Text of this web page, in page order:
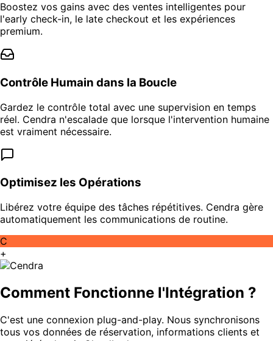
Boostez vos gains avec des ventes intelligentes pour
l'early check-in, le late checkout et les expériences
premium.
Contrôle Humain dans la Boucle
Gardez le contrôle total avec une supervision en temps
réel. Cendra n'escalade que lorsque l'intervention humaine
est vraiment nécessaire.
Optimisez les Opérations
Libérez votre équipe des tâches répétitives. Cendra gère
automatiquement les communications de routine.
C
+
Comment Fonctionne l'Intégration ?
C'est une connexion plug-and-play. Nous synchronisons
tous vos données de réservation, informations clients et